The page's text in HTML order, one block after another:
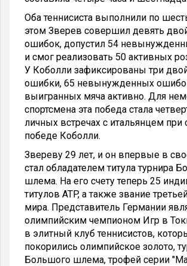
Оба теннисиста выполнили по
этом Зверев совершил девять
ошибок, допустил 54
и смог реализовать 50 активных
У Коболли зафиксированы три
ошибки, 65 невынужденных
выигранных мяча активно. Для
спортсмена эта победа стала
личных встречах с итальянцем при
победе Коболли.
Звереву 29 лет, и он впервые в
стал обладателем титула турнира
шлема. На его счету теперь 25
титулов ATP, а также звание
мира. Представитель Германии
олимпийским чемпионом Игр в
в элитный клуб теннисистов,
покорились олимпийское золото,
Большого шлема, трофей серии